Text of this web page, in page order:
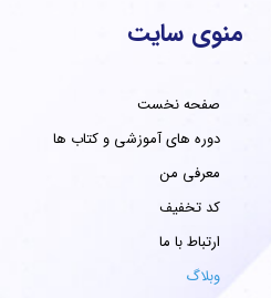
منوی سایت
صفحه نخست
دوره های آموزشی و کتاب ها
معرفی من
کد تخفیف
ارتباط با ما
وبلاگ